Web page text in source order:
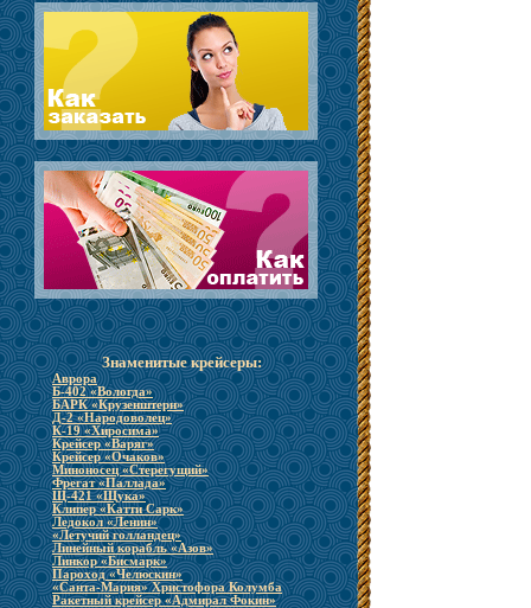
Знаменитые крейсеры:
Аврора
Б-402 «Вологда»
БАРК «Крузенштерн»
Д-2 «Народоволец»
К-19 «Хиросима»
Крейсер «Варяг»
Крейсер «Очаков»
Миноносец «Стерегущий»
Фрегат «Паллада»
Щ-421 «Щука»
Клипер «Катти Сарк»
Ледокол «Ленин»
«Летучий голландец»
Линейный корабль «Азов»
Линкор «Бисмарк»
Пароход «Челюскин»
«Санта-Мария» Христофора Колумба
Ракетный крейсер «Адмирал Фокин»